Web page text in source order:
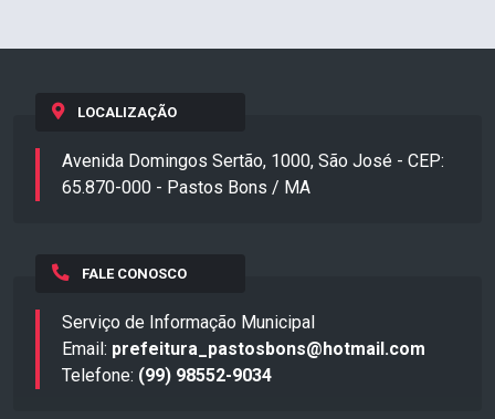
LOCALIZAÇÃO
Avenida Domingos Sertão, 1000, São José - CEP:
65.870-000 - Pastos Bons / MA
FALE CONOSCO
Serviço de Informação Municipal
Email: prefeitura_pastosbons@hotmail.com
Telefone: (99) 98552-9034